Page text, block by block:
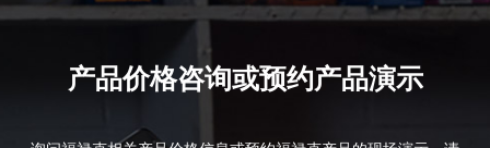
产品价格咨询或预约产品演示